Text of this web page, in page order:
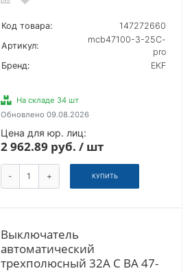
Код товара:
147272660
Артикул:
mcb47100-3-25C-
pro
Бренд:
EKF
На складе 34 шт
Обновлено 09.08.2026
Цена для юр. лиц:
2 962.89 руб. / шт
- + КУПИТЬ
Выключатель
автоматический
трехполюсный 32А C ВА 47-